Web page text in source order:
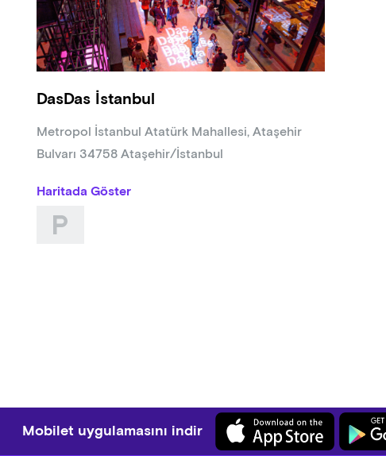
Elçin Sonakın
Şule Eda Yılmaz
DasDas İstanbul
Metropol İstanbul Atatürk Mahallesi, Ataşehir
Bulvarı 34758 Ataşehir/İstanbul
Haritada Göster
Mobilet uygulamasını indir